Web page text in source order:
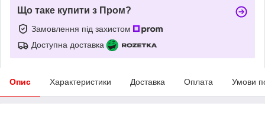
Що таке купити з Пром?
Замовлення під захистом
Доступна доставка
Опис Характеристики Доставка Оплата Умови